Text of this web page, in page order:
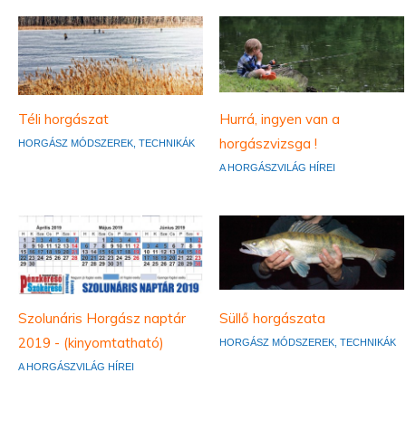
Téli horgászat
HORGÁSZ MÓDSZEREK, TECHNIKÁK
Hurrá, ingyen van a
horgászvizsga !
A HORGÁSZVILÁG HÍREI
Szolunáris Horgász naptár
2019 - (kinyomtatható)
A HORGÁSZVILÁG HÍREI
Süllő horgászata
HORGÁSZ MÓDSZEREK, TECHNIKÁK